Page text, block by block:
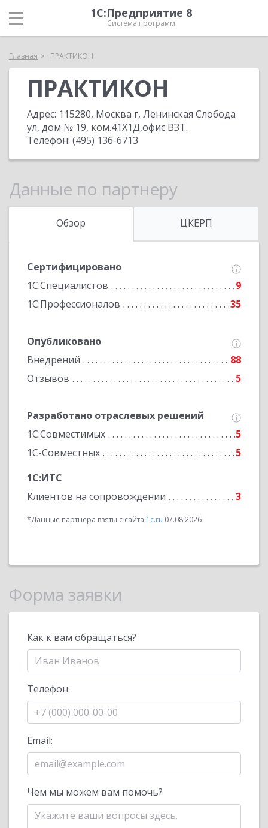
1С:Предприятие 8
Система программ
Главная ПРАКТИКОН
ПРАКТИКОН
Адрес: 115280, Москва г, Ленинская Слобода
ул, дом № 19, ком.41Х1Д,офис ВЗТ.
Телефон: (495) 136-6713
Данные по партнеру
Обзор ЦКЕРП
Сертифицировано
1С:Специалистов
9
1С:Профессионалов
35
Опубликовано
Внедрений
88
Отзывов
5
Разработано отраслевых решений
1С:Совместимых
5
1С-Совместных
5
1С:ИТС
Клиентов на сопровождении
3
*Данные партнера взяты с сайта 1c.ru 07.08.2026
Форма заявки
Как к вам обращаться?
Телефон
Email:
Чем мы можем вам помочь?